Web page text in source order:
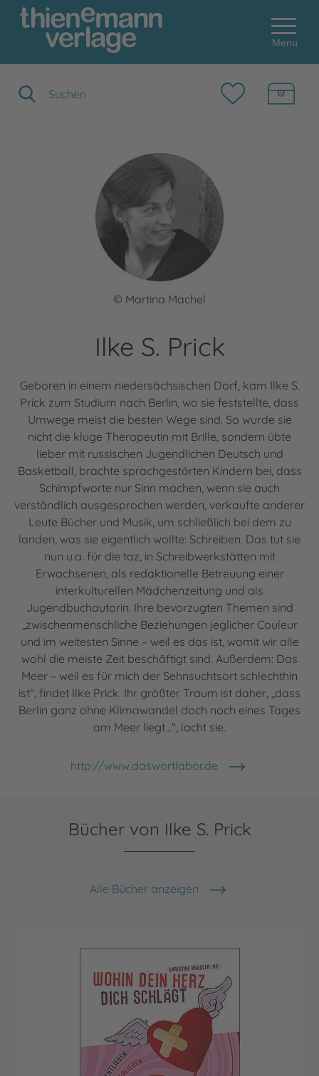
Menu
© Martina Machel
Ilke S. Prick
Geboren in einem niedersächsischen Dorf, kam Ilke S.
Prick zum Studium nach Berlin, wo sie feststellte, dass
Umwege meist die besten Wege sind. So wurde sie
nicht die kluge Therapeutin mit Brille, sondern übte
lieber mit russischen Jugendlichen Deutsch und
Basketball, brachte sprachgestörten Kindern bei, dass
Schimpfworte nur Sinn machen, wenn sie auch
verständlich ausgesprochen werden, verkaufte anderer
Leute Bücher und Musik, um schließlich bei dem zu
landen, was sie eigentlich wollte: Schreiben. Das tut sie
nun u.a. für die taz, in Schreibwerkstätten mit
Erwachsenen, als redaktionelle Betreuung einer
interkulturellen Mädchenzeitung und als
Jugendbuchautorin. Ihre bevorzugten Themen sind
„zwischenmenschliche Beziehungen jeglicher Couleur
und im weitesten Sinne – weil es das ist, womit wir alle
wohl die meiste Zeit beschäftigt sind. Außerdem: Das
Meer – weil es für mich der Sehnsuchtsort schlechthin
ist", findet Ilke Prick. Ihr größter Traum ist daher, „dass
Berlin ganz ohne Klimawandel doch noch eines Tages
am Meer liegt...", lacht sie.
http://www.daswortlabor.de
Bücher von Ilke S. Prick
Alle Bücher anzeigen